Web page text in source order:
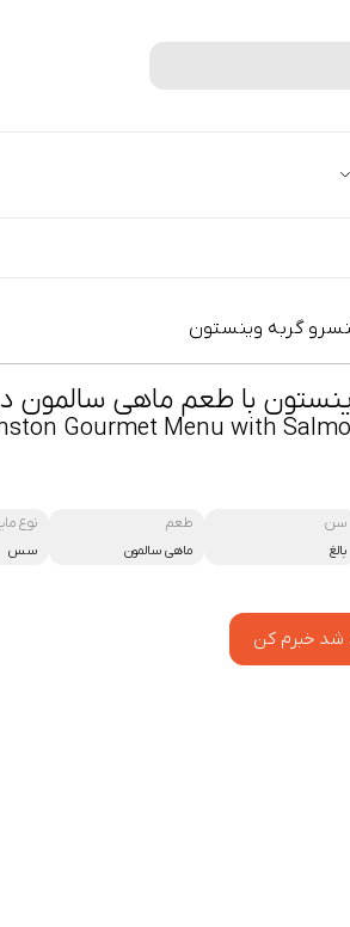
گربه وینستون
وینستون با طعم ماهی
Gourmet Menu with
سن
بالغ
طعم
ماهی سالمون
نوع
سس
شد خبرم کن